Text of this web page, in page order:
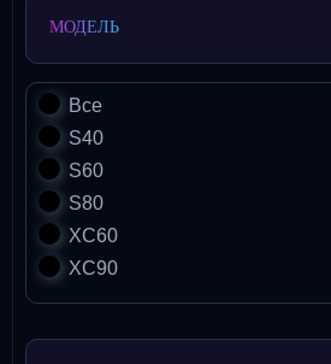
МОДЕЛЬ
Все
S40
S60
S80
XC60
XC90